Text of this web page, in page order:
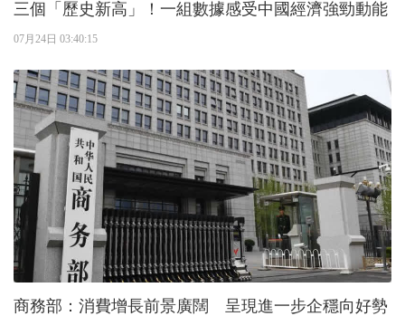
三個「歷史新高」！一組數據感受中國經濟強勁動能
07月24日 03:40:15
商務部：消費增長前景廣闊 呈現進一步企穩向好勢